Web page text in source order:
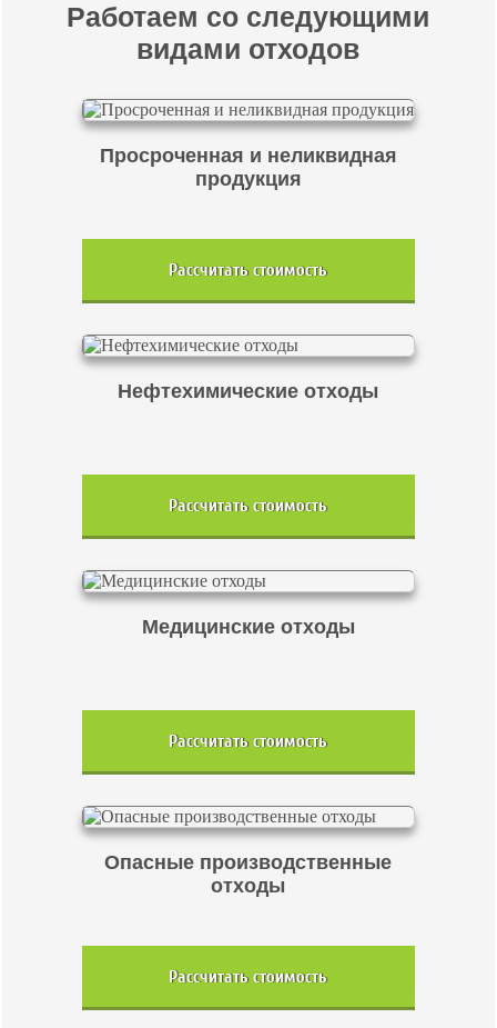
Работаем со следующими
видами отходов
Просроченная и неликвидная
продукция
Рассчитать стоимость
Нефтехимические отходы
Рассчитать стоимость
Медицинские отходы
Рассчитать стоимость
Опасные производственные
отходы
Рассчитать стоимость